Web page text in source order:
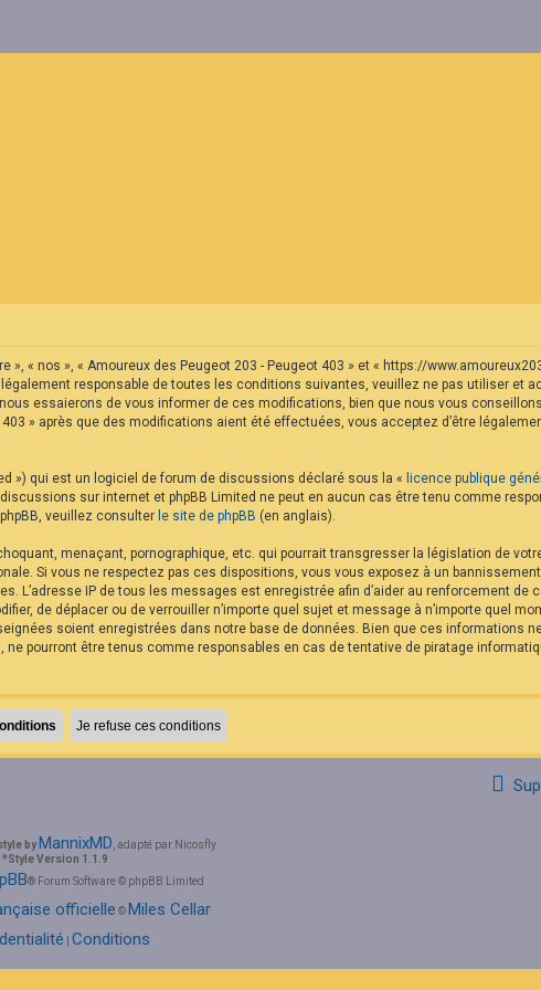
« nos », « Amoureux des Peugeot 203 - Peugeot 403 » et « https://
responsable de toutes les conditions suivantes, veuillez ne pas utiliser et
essaierons de vous informer de ces modifications, bien que nous vous
» après que des modifications aient été effectuées, vous acceptez d’être
») qui est un logiciel de forum de discussions déclaré sous la « licence publique
sur internet et phpBB Limited ne peut en aucun cas être tenu comme
veuillez consulter le site de phpBB (en anglais).
menaçant, pornographique, etc. qui pourrait transgresser la législation de
Si vous ne respectez pas ces dispositions, vous vous exposez à un
L’adresse IP de tous les messages est enregistrée afin d’aider au renforcement de
de déplacer ou de verrouiller n’importe quel sujet et message à n’importe quel
soient enregistrées dans notre base de données. Bien que ces informations
pourront être tenus comme responsables en cas de tentative de piratage
byMannixMD , adapté par Nicosfly
*Style Version 1.1.9
® Forum Software © phpBB Limited
officielle ©Miles Cellar
Conditions